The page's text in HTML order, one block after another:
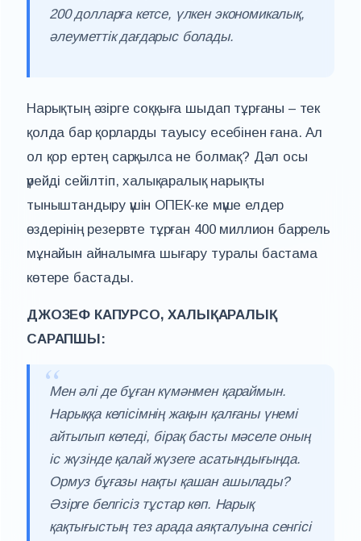
200 долларға кетсе, үлкен экономикалық,
әлеуметтік дағдарыс болады.
Нарықтың әзірге соққыға шыдап тұрғаны – тек
қолда бар қорларды тауысу есебінен ғана. Ал
ол қор ертең сарқылса не болмақ? Дәл осы
үрейді сейілтіп, халықаралық нарықты
тыныштандыру үшін ОПЕК-ке мүше елдер
өздерінің резервте тұрған 400 миллион баррель
мұнайын айналымға шығару туралы бастама
көтере бастады.
ДЖОЗЕФ КАПУРСО, ХАЛЫҚАРАЛЫҚ
САРАПШЫ:
Мен әлі де бұған күмәнмен қараймын.
Нарыққа келісімнің жақын қалғаны үнемі
айтылып келеді, бірақ басты мәселе оның
іс жүзінде қалай жүзеге асатындығында.
Ормуз бұғазы нақты қашан ашылады?
Әзірге белгісіз тұстар көп. Нарық
қақтығыстың тез арада аяқталуына сенгісі